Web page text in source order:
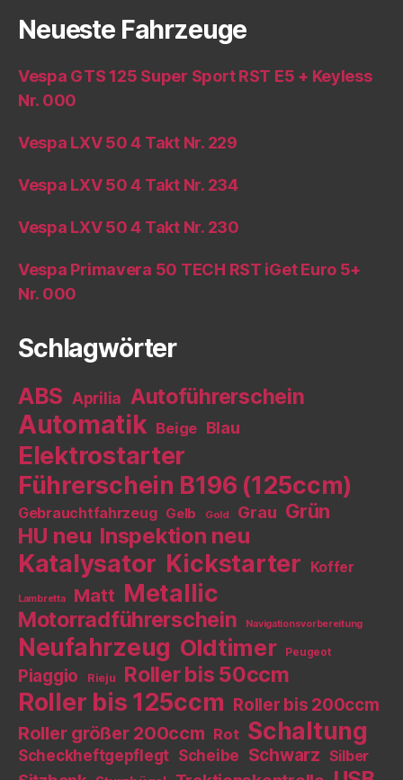
Neueste Fahrzeuge
Vespa GTS 125 Super Sport RST E5 + Keyless
Nr. 000
Vespa LXV 50 4 Takt Nr. 229
Vespa LXV 50 4 Takt Nr. 234
Vespa LXV 50 4 Takt Nr. 230
Vespa Primavera 50 TECH RST iGet Euro 5+
Nr. 000
Schlagwörter
ABS Aprilia Autoführerschein
Automatik Beige Blau
Elektrostarter
Führerschein B196 (125ccm)
Gebrauchtfahrzeug Gelb Gold Grau Grün
HU neu Inspektion neu
Katalysator Kickstarter Koffer
Lambretta Matt Metallic
Motorradführerschein Navigationsvorbereitung
Neufahrzeug Oldtimer Peugeot
Piaggio Rieju Roller bis 50ccm
Roller bis 125ccm Roller bis 200ccm
Roller größer 200ccm Rot Schaltung
Scheckheftgepflegt Scheibe Schwarz Silber